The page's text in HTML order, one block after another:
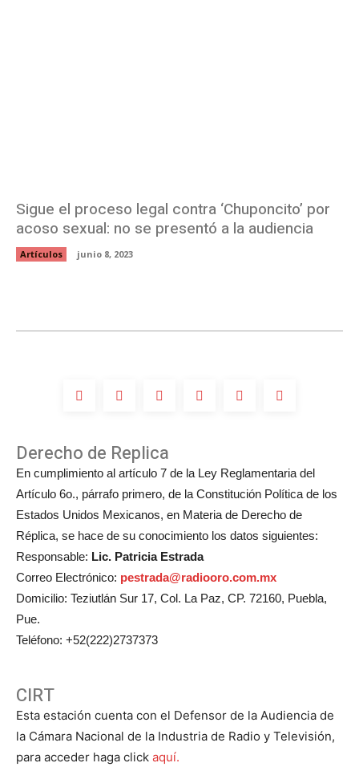
Sigue el proceso legal contra ‘Chuponcito’ por
acoso sexual: no se presentó a la audiencia
Artículos junio 8, 2023
Derecho de Replica
En cumplimiento al artículo 7 de la Ley Reglamentaria del
Artículo 6o., párrafo primero, de la Constitución Política de los
Estados Unidos Mexicanos, en Materia de Derecho de
Réplica, se hace de su conocimiento los datos siguientes:
Responsable: Lic. Patricia Estrada
Correo Electrónico: pestrada@radiooro.com.mx
Domicilio: Teziutlán Sur 17, Col. La Paz, CP. 72160, Puebla,
Pue.
Teléfono: +52(222)2737373
CIRT
Esta estación cuenta con el Defensor de la Audiencia de
la Cámara Nacional de la Industria de Radio y Televisión,
para acceder haga click aquí.